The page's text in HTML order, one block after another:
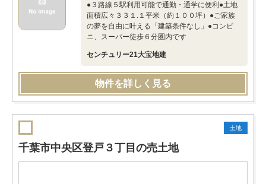
●３路線５駅利用可能で通勤・通学に便利●土地
面積広々３３１.１平米（約１００坪）●ご家族
の夢を自由に叶える「建築条件なし」●コンビ
ニ、スーパー徒歩６分圏内です
センチュリー21大宝地建
物件を詳しく見る
土地
千葉市中央区登戸３丁目の売土地